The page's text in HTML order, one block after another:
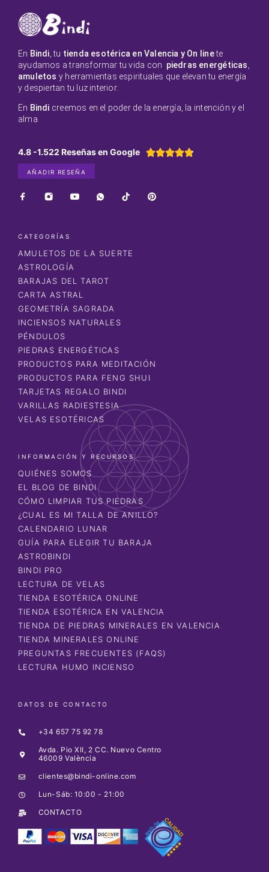
En Bindi , tu tienda esotérica en Valencia y On linete
ayudamos a transformar tu vida con piedras energéticas
amuletos y herramientas espirituales que elevan tu energía
y despiertan tu luz interior.
En Bindi creemos en el poder de la energía, la intención y el
alma
4.8 -1.522 Reseñas en Google 
AÑADIR RESEÑA
CATEGORÍAS
AMULETOS DE LA SUERTE
ASTROLOGÍA
BARAJAS DEL TAROT
CARTA ASTRAL
GEOMETRÍA SAGRADA
INCIENSOS NATURALES
PÉNDULOS
PIEDRAS ENERGÉTICAS
PRODUCTOS PARA MEDITACIÓN
PRODUCTOS PARA FENG SHUI
TARJETAS REGALO BINDI
VARILLAS RADIESTESIA
VELAS ESOTÉRICAS
INFORMACIÓN Y RECURSOS
QUIÉNES SOMOS
EL BLOG DE BINDI
CÓMO LIMPIAR TUS PIEDRAS
¿CUAL ES MI TALLA DE ANILLO?
CALENDARIO LUNAR
GUÍA PARA ELEGIR TU BARAJA
ASTROBINDI
BINDI PRO
LECTURA DE VELAS
TIENDA ESOTÉRICA ONLINE
TIENDA ESOTÉRICA EN VALENCIA
TIENDA DE PIEDRAS MINERALES EN VALENCIA
TIENDA MINERALES ONLINE
PREGUNTAS FRECUENTES (FAQS)
LECTURA HUMO INCIENSO
DATOS DE CONTACTO
+34 657 75 92 78
Avda. Pio XII, 2 CC. Nuevo Centro
46009 València
clientes@bindi-online.com
Lun-Sáb: 10:00 - 21:00
CONTACTO